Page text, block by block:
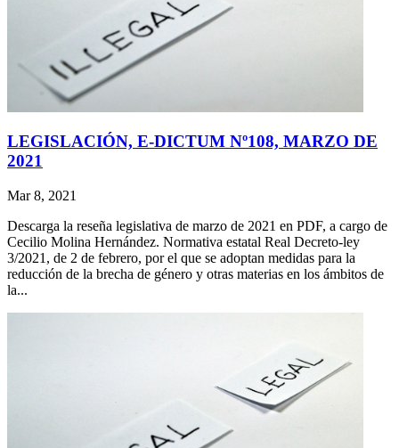
LEGISLACIÓN, E-DICTUM Nº108, MARZO DE
2021
Mar 8, 2021
Descarga la reseña legislativa de marzo de 2021 en PDF, a cargo de
Cecilio Molina Hernández. Normativa estatal Real Decreto-ley
3/2021, de 2 de febrero, por el que se adoptan medidas para la
reducción de la brecha de género y otras materias en los ámbitos de
la...